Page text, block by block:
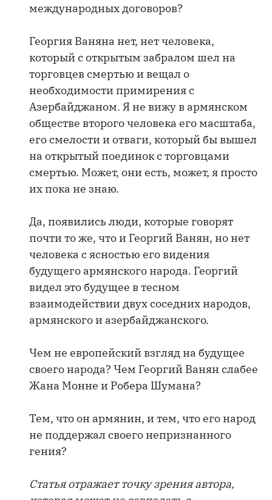
международных договоров?
Георгия Ваняна нет, нет человека,
который с открытым забралом шел на
торговцев смертью и вещал о
необходимости примирения с
Азербайджаном. Я не вижу в армянском
обществе второго человека его масштаба,
его смелости и отваги, который бы вышел
на открытый поединок с торговцами
смертью. Может, они есть, может, я просто
их пока не знаю.
Да, появились люди, которые говорят
почти то же, что и Георгий Ванян, но нет
человека с ясностью его видения
будущего армянского народа. Георгий
видел это будущее в тесном
взаимодействии двух соседних народов,
армянского и азербайджанского.
Чем не европейский взгляд на будущее
своего народа? Чем Георгий Ванян слабее
Жана Монне и Робера Шумана?
Тем, что он армянин, и тем, что его народ
не поддержал своего непризнанного
гения?
Статья отражает точку зрения автора,